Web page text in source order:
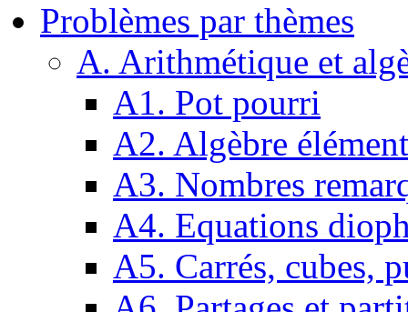
Problèmes par thèmes
A. Arithmétique et
A1. Pot pourri
A2. Algèbre
A3. Nombres
A4. Equations
A5. Carrés, cubes,